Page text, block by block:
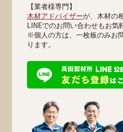
【業者様専門】
木材アドバイザーが、木材の
LINEでのお問い合わせもお気
※個人の方は、一枚板のみお
ります。